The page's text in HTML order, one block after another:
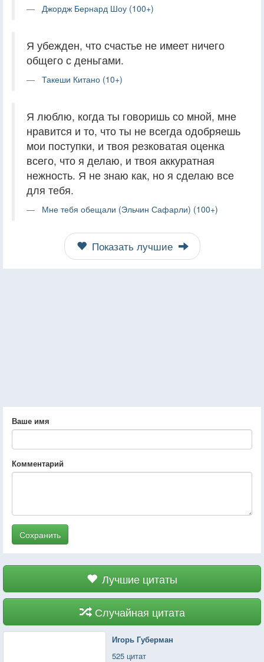
Джордж Бернард Шоу (100+)
Я убежден, что счастье не имеет ничего
общего с деньгами.
Такеши Китано (10+)
Я люблю, когда ты говоришь со мной, мне
нравится и то, что ты не всегда одобряешь
мои поступки, и твоя резковатая оценка
всего, что я делаю, и твоя аккуратная
нежность. Я не знаю как, но я сделаю все
для тебя.
Мне тебя обещали (Эльчин Сафарли) (100+)
Показать лучшие
Ваше имя
Комментарий
Сохранить
Лучшие цитаты
Случайная цитата
Игорь Губерман
525 цитат